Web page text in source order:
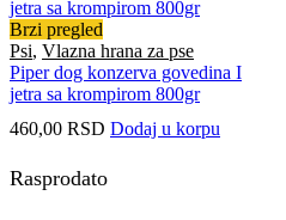
Brzi pregled
Psi, Vlazna hrana za pse
Piper dog konzerva govedina I
jetra sa krompirom 800gr
460,00 RSD Dodaj u korpu
Rasprodato